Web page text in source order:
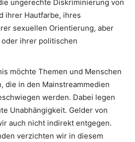
ungerechte Diskriminierung von
ihrer Hautfarbe, ihres
sexuellen Orientierung, aber
ihrer politischen
möchte Themen und Menschen
die in den Mainstreammedien
werden. Dabei legen
Unabhängigkeit. Gelder von
auch nicht indirekt entgegen.
verzichten wir in diesem